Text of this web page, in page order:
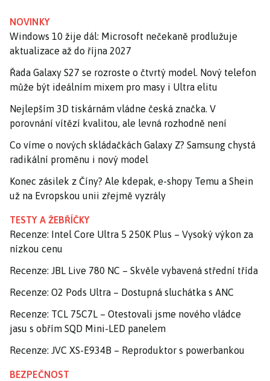
NOVINKY
Windows 10 žije dál: Microsoft nečekaně prodlužuje
aktualizace až do října 2027
Řada Galaxy S27 se rozroste o čtvrtý model. Nový telefon
může být ideálním mixem pro masy i Ultra elitu
Nejlepším 3D tiskárnám vládne česká značka. V
porovnání vítězí kvalitou, ale levná rozhodně není
Co víme o nových skládačkách Galaxy Z? Samsung chystá
radikální proměnu i nový model
Konec zásilek z Číny? Ale kdepak, e-shopy Temu a Shein
už na Evropskou unii zřejmě vyzrály
TESTY A ŽEBŘÍČKY
Recenze: Intel Core Ultra 5 250K Plus – Vysoký výkon za
nízkou cenu
Recenze: JBL Live 780 NC – Skvěle vybavená střední třída
Recenze: O2 Pods Ultra – Dostupná sluchátka s ANC
Recenze: TCL 75C7L – Otestovali jsme nového vládce
jasu s obřím SQD Mini-LED panelem
Recenze: JVC XS-E934B – Reproduktor s powerbankou
BEZPEČNOST